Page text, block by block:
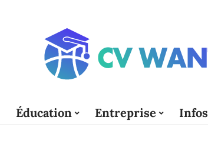
Éducation Entreprise Infos